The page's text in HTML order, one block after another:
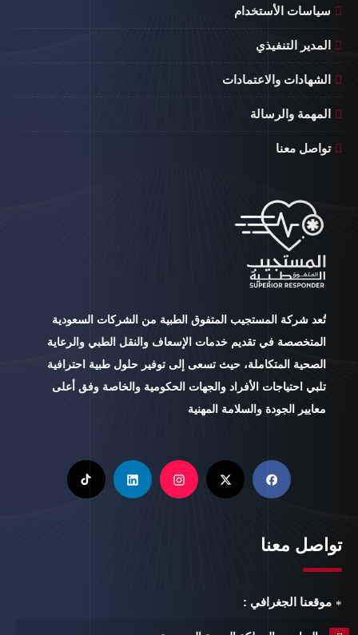
سياسات الأستخدام
المدير التنفيذي
الشهادات والاعتمادات
المهمة والرسالة
تواصل معنا
تُعد شركة المستجيب المتفوق الطبية من الشركات السعودية
المتخصصة في تقديم خدمات الإسعاف والنقل الطبي والرعاية
الصحية المتكاملة، حيث تسعى إلى توفير حلول طبية احترافية
تلبي احتياجات الأفراد والجهات الحكومية والخاصة وفق أعلى
معايير الجودة والسلامة المهنية
تواصل معنا
موقعنا الجغرافي :